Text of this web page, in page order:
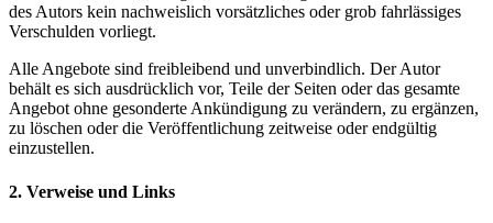
des Autors kein nachweislich vorsätzliches oder grob fahrlässiges
Verschulden vorliegt.
Alle Angebote sind freibleibend und unverbindlich. Der Autor
behält es sich ausdrücklich vor, Teile der Seiten oder das gesamte
Angebot ohne gesonderte Ankündigung zu verändern, zu ergänzen,
zu löschen oder die Veröffentlichung zeitweise oder endgültig
einzustellen.
2. Verweise und Links